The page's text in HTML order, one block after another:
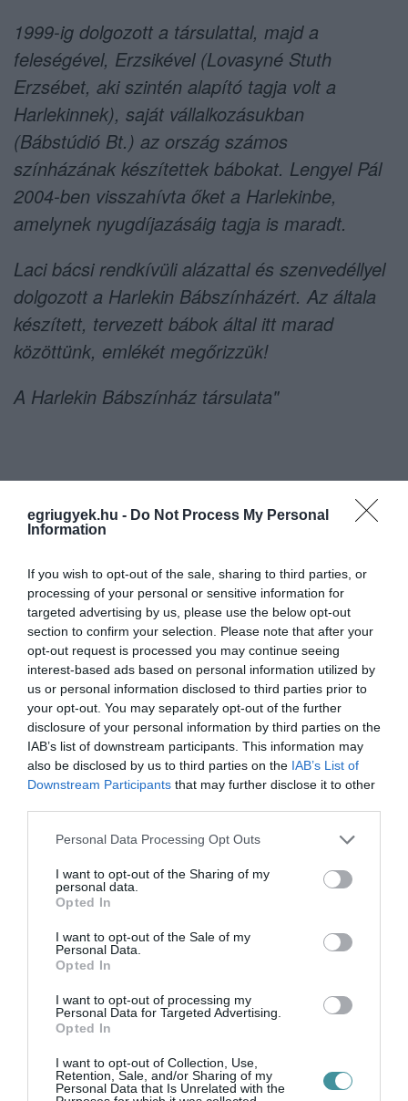
egriugyek.hu - Do Not Process My Personal
Information
If you wish to opt-out of the sale, sharing to third parties, or
processing of your personal or sensitive information for
targeted advertising by us, please use the below opt-out
section to confirm your selection. Please note that after your
opt-out request is processed you may continue seeing
interest-based ads based on personal information utilized by
us or personal information disclosed to third parties prior to
your opt-out. You may separately opt-out of the further
disclosure of your personal information by third parties on the
IAB’s list of downstream participants. This information may
also be disclosed by us to third parties on the IAB’s List of
Downstream Participants that may further disclose it to other
Please note that this website/app uses one or more Google
not limited to your visit or usage behaviour. You may click to
grant or deny consent to Google and its third-party tags to
use your data for below specified purposes in below Google
consent section.
Personal Data Processing Opt Outs
I want to opt-out of the Sharing of my
personal data.
Opted In
I want to opt-out of the Sale of my
Personal Data.
Opted In
I want to opt-out of processing my
Personal Data for Targeted Advertising.
Opted In
I want to opt-out of Collection, Use,
Retention, Sale, and/or Sharing of my
Personal Data that Is Unrelated with the
1999-ig dolgozott a társulattal, majd a
feleségével, Erzsikével (Lovasyné Stuth
Erzsébet, aki szintén alapító tagja volt a
Harlekinnek), saját vállalkozásukban
(Bábstúdió Bt.) az ország számos
színházának készítettek bábokat. Lengyel Pál
2004-ben visszahívta őket a Harlekinbe,
amelynek nyugdíjazásáig tagja is maradt.
Laci bácsi rendkívüli alázattal és szenvedéllyel
dolgozott a Harlekin Bábszínházért. Az általa
készített, tervezett bábok által itt marad
közöttünk, emlékét megőrizzük!
A Harlekin Bábszínház társulata"
Ne maradjon le a legfrissebb hírekről, kövessen
bennünket az EGRI ÜGYEK Google Hírek oldalán!
VISSZA A FŐOLDALRA
Legfrissebb híreink
ÚJ MAGYAR KÜLÜGYI STRATÉGIA KÉSZÜL,
2026. augusztus 08| Mindenki ügye
AMIKÉRT ÉRDEMES MEGNÉZNI
2026. augusztus 07 Mindenki ügye